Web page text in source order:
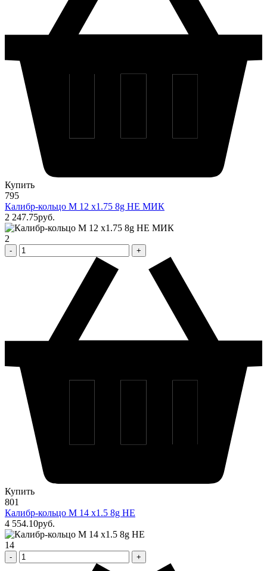
Купить
795
Калибр-кольцо М 12 х1.75 8g НЕ МИК
2 247.75pуб.
2
Купить
801
Калибр-кольцо М 14 х1.5 8g НЕ
4 554.10pуб.
14